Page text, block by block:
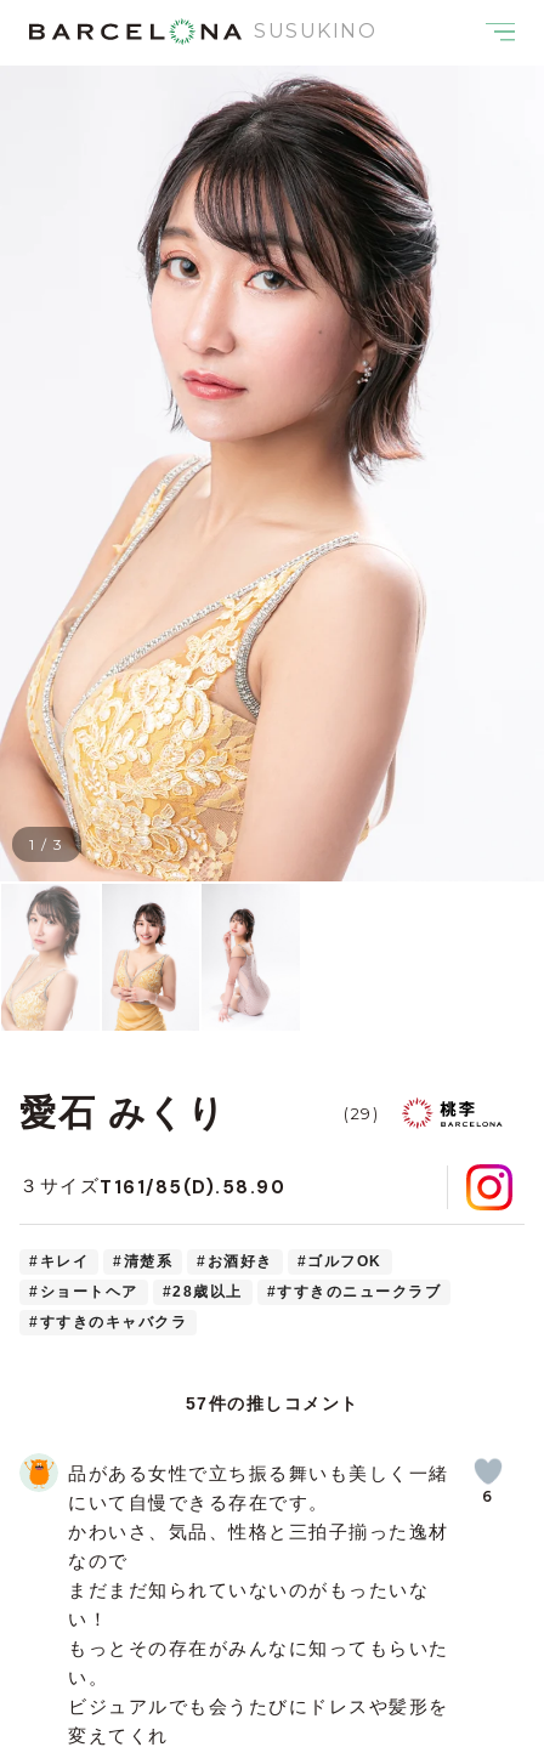
SUSUKINO
1 /3
愛石 みくり (29)
３サイズT161/85(D).58.90
#キレイ #清楚系 #お酒好き
#ゴルフOK
#ショートヘア
#28歳以上
#すすきのニュークラブ
#すすきのキャバクラ
57件の推しコメント
品がある女性で立ち振る舞いも美しく一緒
にいて自慢できる存在です。
かわいさ、気品、性格と三拍子揃った逸材
なので
まだまだ知られていないのがもったいな
い！
もっとその存在がみんなに知ってもらいた
い。
ビジュアルでも会うたびにドレスや髪形を
変えてくれ
6